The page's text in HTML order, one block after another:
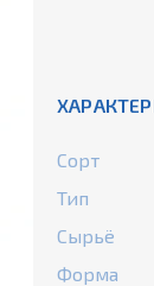
Сорт
Тип
Сырьё
Форма